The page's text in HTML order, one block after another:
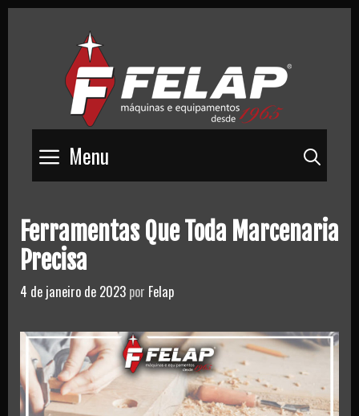
Menu
Ferramentas Que Toda Marcenaria
Precisa
4 de janeiro de 2023 por Felap